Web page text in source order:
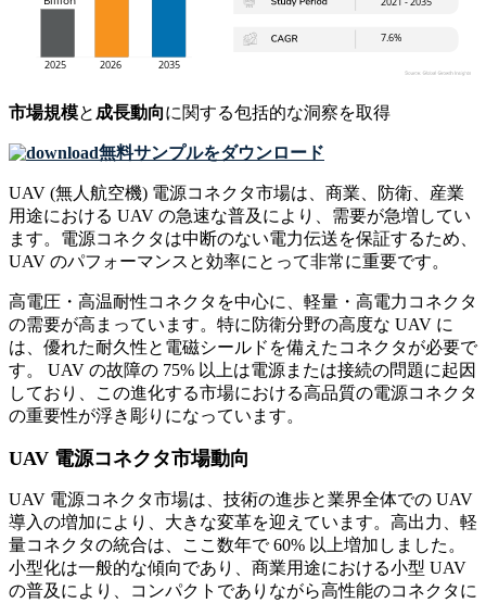
市場規模と 成長動向に関する包括的な洞察を取得
無料サンプルをダウンロード
UAV (無人航空機) 電源コネクタ市場は、商業、防衛、産業
用途における UAV の急速な普及により、需要が急増してい
ます。電源コネクタは中断のない電力伝送を保証するため、
UAV のパフォーマンスと効率にとって非常に重要です。
高電圧・高温耐性コネクタを中心に、軽量・高電力コネクタ
の需要が高まっています。特に防衛分野の高度な UAV に
は、優れた耐久性と電磁シールドを備えたコネクタが必要で
す。 UAV の故障の 75% 以上は電源または接続の問題に起因
しており、この進化する市場における高品質の電源コネクタ
の重要性が浮き彫りになっています。
UAV 電源コネクタ市場動向
UAV 電源コネクタ市場は、技術の進歩と業界全体での UAV
導入の増加により、大きな変革を迎えています。高出力、軽
量コネクタの統合は、ここ数年で 60% 以上増加しました。
小型化は一般的な傾向であり、商業用途における小型 UAV
の普及により、コンパクトでありながら高性能のコネクタに